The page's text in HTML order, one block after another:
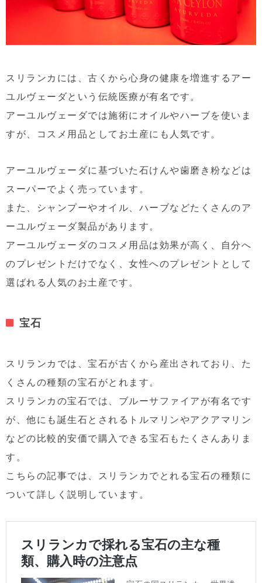
スリランカには、古くから心身の健康を増進するアー
ユルヴェーダという伝統医療が有名です。
アーユルヴェーダでは施術にオイルやハーブを使いま
すが、コスメ用品としてお土産にも人気です。
アーユルヴェーダに基づいた石けんや歯磨き粉などは
スーパーでよく売っています。
また、シャンプーやオイル、ハーブなどたくさんのア
ーユルヴェーダ製品があります。
アーユルヴェーダのコスメ用品は効果が高く、自分へ
のプレゼントだけでなく、女性へのプレゼントとして
選ばれる人気のお土産です。
宝石
スリランカでは、宝石が古くから産出されており、た
くさんの種類の宝石がとれます。
スリランカの宝石では、ブルーサファイアが有名です
が、他にも誕生石とされるトルマリンやアクアマリン
などの比較的安価で購入できる宝石もたくさんありま
す。
こちらの記事では、スリランカでとれる宝石の種類に
ついて詳しく説明しています。